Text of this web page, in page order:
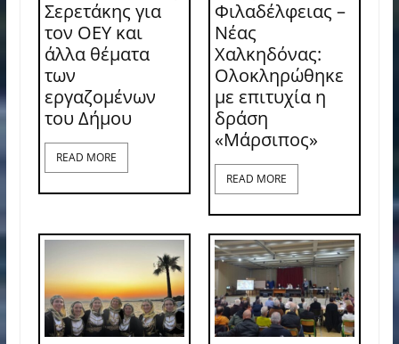
Σερετάκης για
τον ΟΕΥ και
άλλα θέματα
των
εργαζομένων
του Δήμου
READ MORE
Φιλαδέλφειας –
Νέας
Χαλκηδόνας:
Ολοκληρώθηκε
με επιτυχία η
δράση
«Μάρσιπος»
READ MORE